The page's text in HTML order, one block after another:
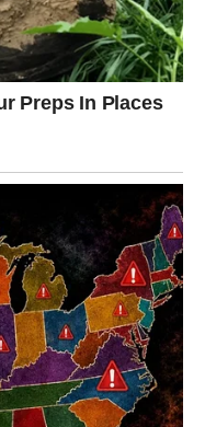
kojeg biste
sudbinu
ovaj vikend donosi
će vas učiniti
više pravi trenutak
mogli riješiti
važne ljude i